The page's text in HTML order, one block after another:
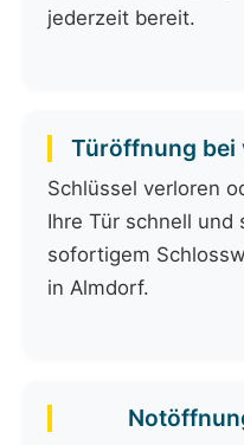
jederzeit bereit.
Türöffnung bei
Schlüssel verloren
Ihre Tür schnell und
sofortigem
in Almdorf.